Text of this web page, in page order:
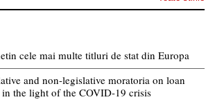
cele mai multe titluri de stat din Europa
and non-legislative moratoria on loan
the light of the COVID-19 crisis